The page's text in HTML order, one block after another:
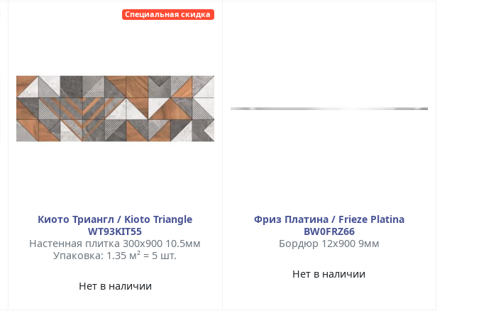
Специальная скидка
Киото Триангл / Kioto Triangle
WT93KIT55
Настенная плитка 300x900 10.5мм
Упаковка: 1.35 м² = 5 шт.
Нет в наличии
Фриз Платина / Frieze Platina
BW0FRZ66
Бордюр 12x900 9мм
Нет в наличии